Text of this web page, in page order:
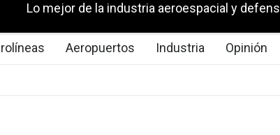
Lo mejor de la industria aeroespacial y
Aeropuertos Industria Opinión